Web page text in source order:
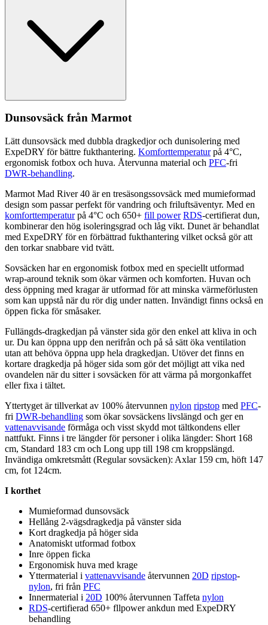
Dunsovsäck från Marmot
Lätt dunsovsäck med dubbla dragkedjor och dunisolering med
ExpeDRY för bättre fukthantering. Komforttemperaturpå 4°C,
ergonomisk fotbox och huva. Återvunna material och PFC-fri
DWR-behandling.
Marmot Mad River 40 är en tresäsongssovsäck med mumieformad
design som passarperfekt för vandring och friluftsäventyr. Med en
komforttemperaturpå 4°C och 650+ fill power RDS-certifierat dun,
kombinerar den hög isoleringsgrad och låg vikt. Dunet är behandlat
med ExpeDRY för en förbättrad fukthantering vilket också gör att
den torkar snabbare vid tvätt.
Sovsäcken har en ergonomisk fotbox med en speciellt utformad
wrap-around teknik som ökar värmen och komforten. Huvan och
dess öppning med kragar är utformad för att minska värmeförlusten
som kan uppstå när du rör dig under natten. Invändigt finns också en
öppen ficka för småsaker.
Fullängds-dragkedjan på vänster sida gör den enkel att kliva in och
ur. Du kan öppna upp den nerifrån och på så sätt öka ventilation
utan att behöva öppna upp hela dragkedjan. Utöver det finns en
kortare dragkedja på höger sida som gör det möjligt att vika ned
ovandelen när du sitter i sovsäcken för att värma på morgonkaffet
eller fixa i tältet.
Yttertyget är tillverkat av 100% återvunnen nylon ripstop med PFC-
fri DWR-behandling som ökar sovsäckens livslängd och ger en
vattenavvisande förmåga och visst skydd mot tältkondens eller
nattfukt. Finns i tre längder förpersoner i olika längder: Short 168
cm, Standard 183 cm och Long upp till 198 cm kroppslängd.
Invändiga omkretsmått (Regular sovsäcken): Axlar 159 cm, höft 147
cm, fot 124cm.
I korthet
Mumieformad dunsovsäck
Hellång 2-vägsdragkedja på vänster sida
Kort dragkedja på höger sida
Anatomiskt utformad fotbox
Inre öppen ficka
Ergonomisk huva med krage
Yttermaterial i vattenavvisande återvunnen 20D ripstop-
nylon, fri från PFC
Innermaterial i 20D 100% återvunnen Taffeta nylon
RDS-certifierad 650+ fllpower ankdun med ExpeDRY
behandling